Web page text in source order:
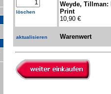
löschen
Weyde, Tillman:
Print
10,90 €
aktualisieren Warenwert